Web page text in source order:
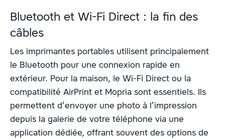
Bluetooth et Wi-Fi Direct : la fin des
câbles
Les imprimantes portables utilisent principalement
le Bluetooth pour une connexion rapide en
extérieur. Pour la maison, le Wi-Fi Direct ou la
compatibilité AirPrint et Mopria sont essentiels. Ils
permettent d’envoyer une photo à l’impression
depuis la galerie de votre téléphone via une
application dédiée, offrant souvent des options de